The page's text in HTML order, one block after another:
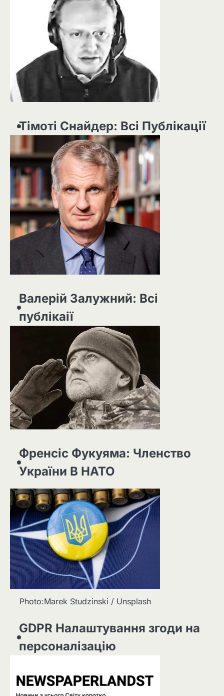
Тімоті Снайдер: Всі Публікації
Валерій Залужний: Всі
публікаії
Френсіс Фукуяма: Членство
України В НАТО
Photo:Marek Studzinski / Unsplash
GDPR Налаштування згоди на
персоналізацію